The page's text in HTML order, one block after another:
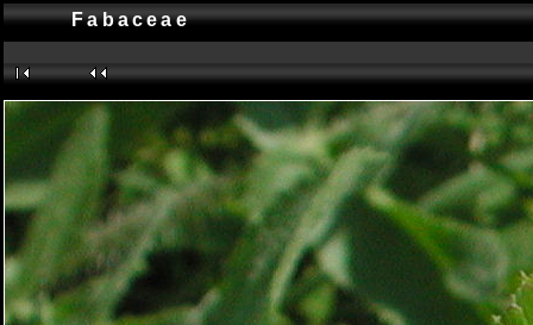
Fabaceae